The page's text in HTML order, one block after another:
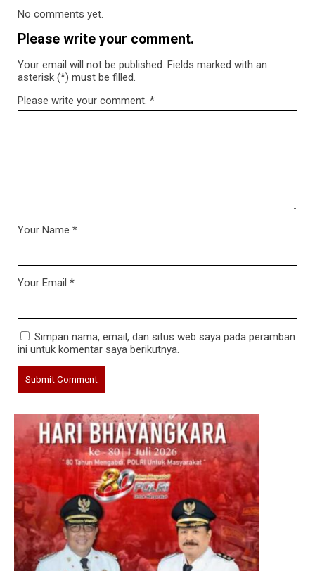
No comments yet.
Please write your comment.
Your email will not be published. Fields marked with an
asterisk (*) must be filled.
Please write your comment. *
Your Name *
Your Email *
Simpan nama, email, dan situs web saya pada peramban
ini untuk komentar saya berikutnya.